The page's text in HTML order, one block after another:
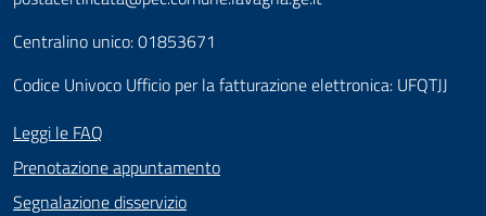
Centralino unico: 01853671
Codice Univoco Ufficio per la fatturazione elettronica: UFQTJJ
Leggi le FAQ
Prenotazione appuntamento
Segnalazione disservizio